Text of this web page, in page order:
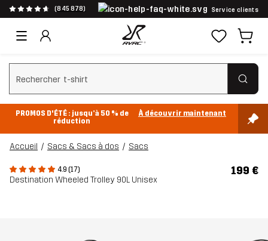
(845 878) Service clients
Effacer la recherche
PROMOS D'ÉTÉ : jusqu’à 50 % de
réduction
À découvrir maintenant
Accueil Sacs & Sacs à dos Sacs
4.9 (17)
Destination Wheeled Trolley 90L Unisex
199 €